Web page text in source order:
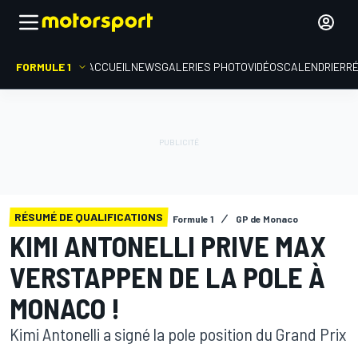
FORMULE 1 ACCUEIL NEWSGALERIES PHOTOVIDÉOSCALENDRIER
RÉSUMÉ DE QUALIFICATIONS Formule 1 GP de Monaco
KIMI ANTONELLI PRIVE MAX
VERSTAPPEN DE LA POLE À
MONACO !
Kimi Antonelli a signé la pole position du Grand Prix